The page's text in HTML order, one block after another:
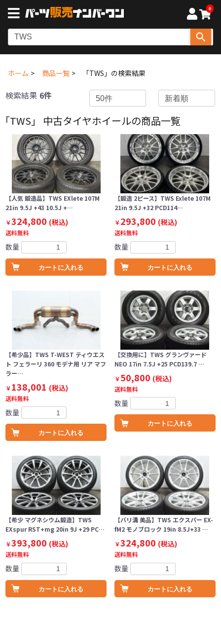
0
ホーム 商品一覧 「TWS」の検索結果
検索結果 6件
「TWS」 中古タイヤホイールの商品一覧
【人気 鍛造品】TWS EXlete 107M
21in 9.5J +43 10.5J +…
￥324,800 (税込)
送料無料
数量
カートに入れる
【鍛造 2ピース】TWS Exlete 107M
21in 9.5J +32 PCD114…
￥293,800 (税込)
送料無料
数量
カートに入れる
【希少品】TWS T-WEST ティウエス
ト フェラーリ 360 モデナ用 リア マフ
ラー…
￥138,001 (税込)
送料無料
数量
カートに入れる
【交換用に】TWS グランヴァード
NEO 17in 7.5J +25 PCD139.7 …
￥50,800 (税込)
送料無料
数量
カートに入れる
【希少 マグネシウム鍛造】TWS
EXspur RST+mg 20in 9J +29 PC…
￥393,800 (税込)
送料無料
数量
カートに入れる
【バリ溝 美品】TWS エクスパー EX-
fM2 モノブロック 19in 8.5J+33 …
￥324,800 (税込)
送料無料
数量
カートに入れる